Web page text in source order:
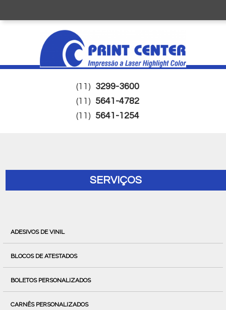
(11) 3299-3600
(11) 5641-4782
(11) 5641-1254
SERVIÇOS
ADESIVOS DE VINIL
BLOCOS DE ATESTADOS
BOLETOS PERSONALIZADOS
CARNÊS PERSONALIZADOS